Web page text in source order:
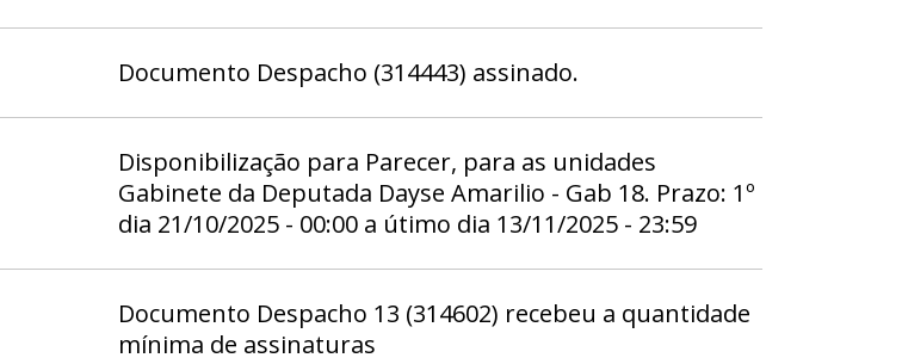
Documento Despacho (314443) assinado.
Disponibilização para Parecer, para as unidades
Gabinete da Deputada Dayse Amarilio - Gab 18. Prazo: 1º
dia 21/10/2025 - 00:00 a útimo dia 13/11/2025 - 23:59
Documento Despacho 13 (314602) recebeu a quantidade
mínima de assinaturas